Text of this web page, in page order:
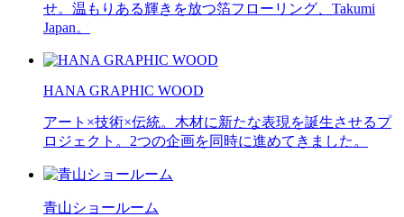
せ。温もりある輝きを放つ箔フローリング、Takumi
Japan。
HANA GRAPHIC WOOD
アート×技術×伝統。木材に新たな表現を誕生させるプ
ロジェクト。2つの企画を同時に進めてきました。
青山ショールーム